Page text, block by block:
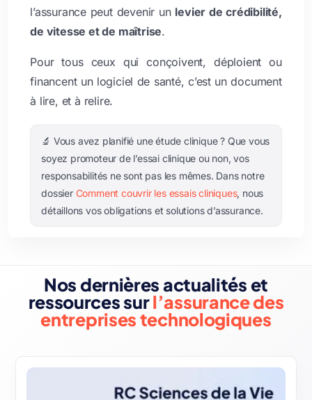
l’assurance peut devenir un levier de crédibilité,
de vitesse et de maîtrise.
Pour tous ceux qui conçoivent, déploient ou
financent un logiciel de santé, c’est un document
à lire, et à relire.
🔬 Vous avez planifié une étude clinique ? Que vous
soyez promoteur de l’essai clinique ou non, vos
responsabilités ne sont pas les mêmes. Dans notre
dossier Comment couvrir les essais cliniques, nous
détaillons vos obligations et solutions d’assurance.
Nos dernières actualités et
ressources surl’assurance des
entreprises technologiques